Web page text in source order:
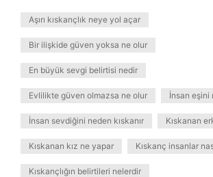
Aşırı kıskançlık neye yol açar
Bir ilişkide güven yoksa ne olur
En büyük sevgi belirtisi nedir
Evlilikte güven olmazsa ne olur İnsan eşini
İnsan sevdiğini neden kıskanır Kıskanan
Kıskanan kız ne yapar Kıskanç insanlar
Kıskançlığın belirtileri nelerdir